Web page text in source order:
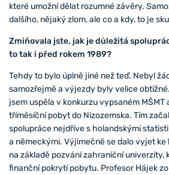
které umožní dělat rozumné závěry.
dalšího, nějaký zlom, ale co a kdy, to je
Zmiňovala jste, jak je důležitá
to tak i před rokem 1989?
Tehdy to bylo úplně jiné než teď. Nebyl
samozřejmě a výjezdy byly velice
jsem uspěla v konkurzu vypsaném MŠMT
tříměsíční pobyt do Nizozemska. Tím
spolupráce nejdříve s holandskými
a německými. Výjimečně se dalo vyjet
na základě pozvání zahraniční univerzity,
finanční pokrytí pobytu. Profesor Hájek